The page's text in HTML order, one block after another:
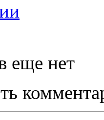
еще нет